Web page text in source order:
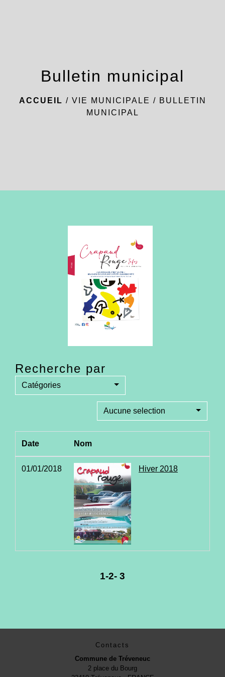
Bulletin municipal
ACCUEIL / VIE MUNICIPALE / BULLETIN
MUNICIPAL
Recherche par
Catégories
Aucune selection
Date Nom
01/01/2018 Hiver 2018
1-2- 3
Contacts
Commune de Tréveneuc
2 place du Bourg